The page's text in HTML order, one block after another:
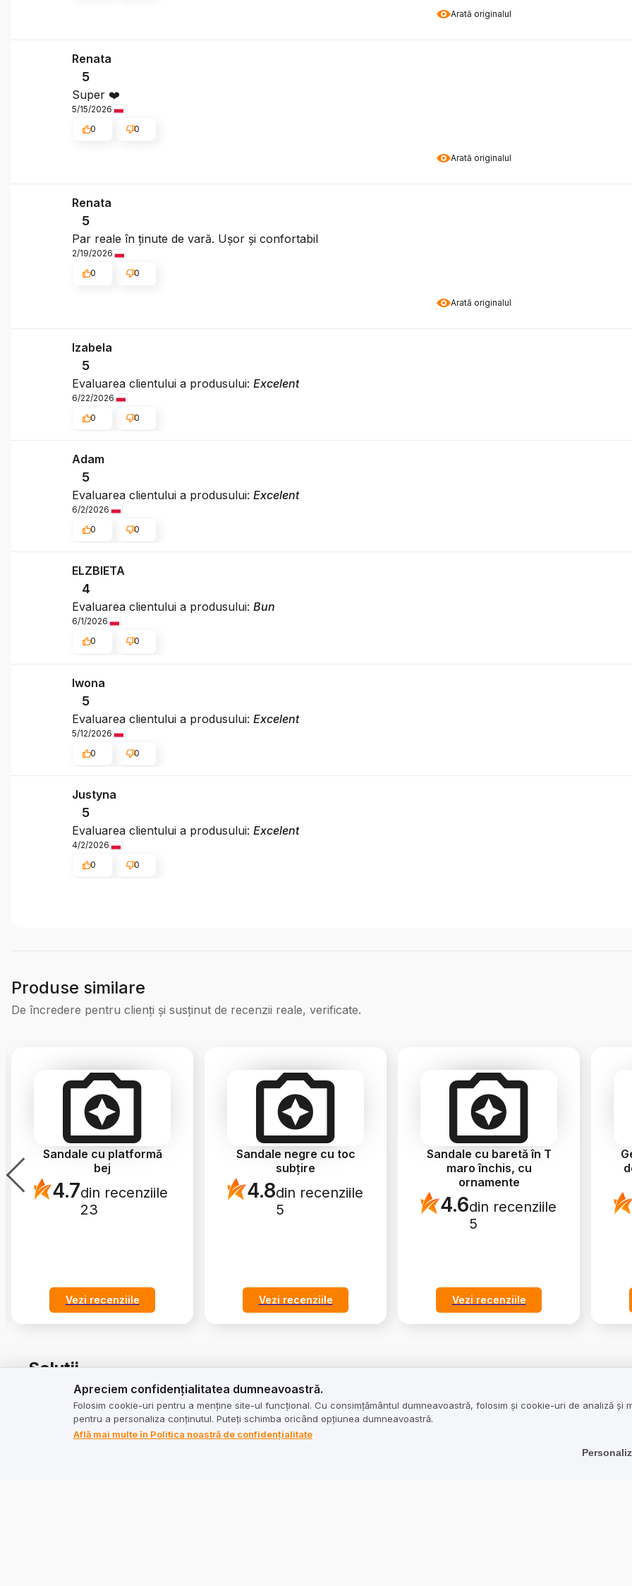
Arată originalul
Arată originalul
Renata
5
Super ❤️
5/15/2026
0
0
Arată originalul
Renata
5
Par reale în ținute de vară. Ușor și confortabil
2/19/2026
0
0
Izabela
5
Evaluarea clientului a produsului: Excelent
6/22/2026
0
0
Adam
5
Evaluarea clientului a produsului: Excelent
6/2/2026
0
0
ELZBIETA
4
Evaluarea clientului a produsului: Bun
6/1/2026
0
0
Iwona
5
Evaluarea clientului a produsului: Excelent
5/12/2026
0
0
Justyna
5
Evaluarea clientului a produsului: Excelent
4/2/2026
0
0
Produse similare
De încredere pentru clienți și susținut de recenzii reale, verificate.
Sandale cu platformă
bej
4.7din recenziile
23
Vezi recenziile
Sandale negre cu toc
subțire
4.8din recenziile
5
Vezi recenziile
Sandale cu baretă în T
maro închis, cu
ornamente
4.6din recenziile
5
Vezi recenziile
Soluții
Colectarea recenziilor Crește-ți vânzările Poziționarea site-ului
Sinergie cu Social Media și
Revizuirea traducerilor
Apreciem confidențialitatea dumneavoastră.
Folosim cookie-uri pentru a menține site-ul funcțional. Cu consimțământul dumneavoastră, folosim și cookie-uri de analiză
pentru a personaliza conținutul. Puteți schimba oricând opțiunea dumneavoastră.
Află mai multe în Politica noastră de confidențialitate